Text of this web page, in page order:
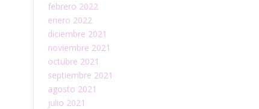
febrero 2022
enero 2022
diciembre 2021
noviembre 2021
octubre 2021
septiembre 2021
agosto 2021
julio 2021